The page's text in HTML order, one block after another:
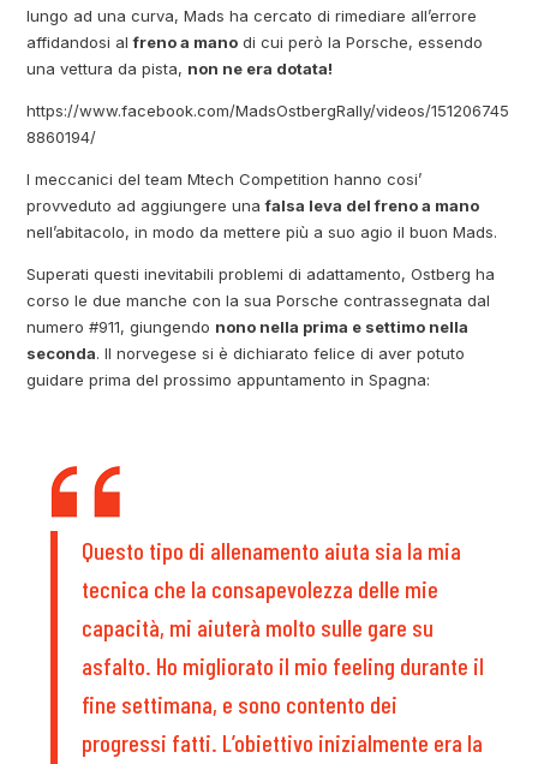
lungo ad una curva, Mads ha cercato di rimediare all’errore
affidandosi alfreno a mano di cui però la Porsche, essendo
una vettura da pista, non ne era dotata!
https://www.facebook.com/MadsOstbergRally/videos/151206745
8860194/
I meccanici del team Mtech Competition hanno cosi’
provveduto ad aggiungere unafalsa leva del freno a mano
nell’abitacolo, in modo da mettere più a suo agio il buon Mads.
Superati questi inevitabili problemi di adattamento, Ostberg ha
corso le due manche con la sua Porsche contrassegnata dal
numero #911, giungendo nono nella prima e settimo nella
seconda. Il norvegese si è dichiarato felice di aver potuto
guidare prima del prossimo appuntamento in Spagna:
Questo tipo di allenamento aiuta sia la mia
tecnica che la consapevolezza delle mie
capacità, mi aiuterà molto sulle gare su
asfalto. Ho migliorato il mio feeling durante il
fine settimana, e sono contento dei
progressi fatti. L’obiettivo inizialmente era la